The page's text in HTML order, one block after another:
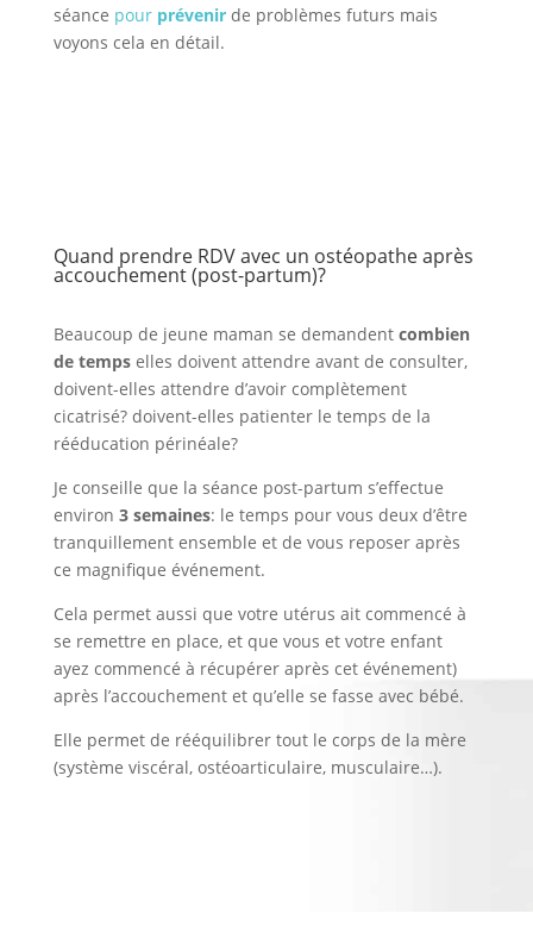
séance pour prévenir de problèmes futurs mais
voyons cela en détail.
Quand prendre RDV avec un ostéopathe après
accouchement (post-partum)?
Beaucoup de jeune maman se demandent combien
de temps elles doivent attendre avant de consulter,
doivent-elles attendre d’avoir complètement
cicatrisé? doivent-elles patienter le temps de la
rééducation périnéale?
Je conseille que la séance post-partum s’effectue
environ 3 semaines: le temps pour vous deux d’être
tranquillement ensemble et de vous reposer après
ce magnifique événement.
Cela permet aussi que votre utérus ait commencé à
se remettre en place, et que vous et votre enfant
ayez commencé à récupérer après cet événement)
après l’accouchement et qu’elle se fasse avec bébé.
Elle permet de rééquilibrer tout le corps de la mère
(système viscéral, ostéoarticulaire, musculaire…).